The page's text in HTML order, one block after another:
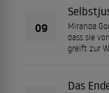
09
Miranda
dass sie
greift zur
Das